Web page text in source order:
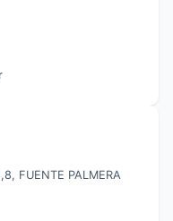
FUENTE PALMERA